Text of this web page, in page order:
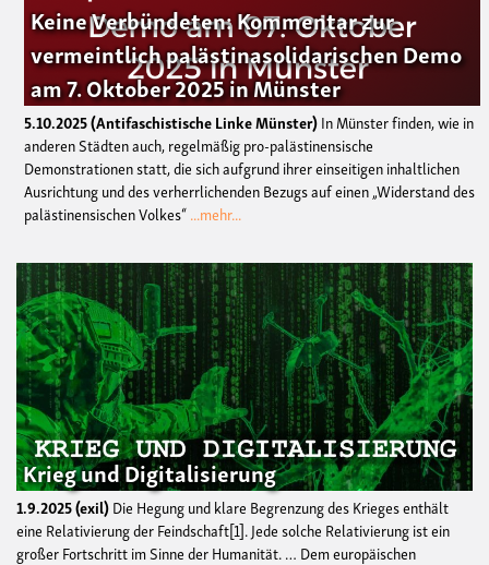
Keine Verbündeten: Kommentar zur
vermeintlich palästinasolidarischen Demo
am 7. Oktober 2025 in Münster
5.10.2025 Antifaschistische Linke Münster In Münster finden, wie in
anderen Städten auch, regelmäßig pro-palästinensische
Demonstrationen statt, die sich aufgrund ihrer einseitigen inhaltlichen
Ausrichtung und des verherrlichenden Bezugs auf einen „Widerstand des
palästinensischen Volkes“...mehr...
Krieg und Digitalisierung
1.9.2025 exil Die Hegung und klare Begrenzung des Krieges enthält
eine Relativierung der Feindschaft[1]. Jede solche Relativierung ist ein
großer Fortschritt im Sinne der Humanität. … Dem europäischen